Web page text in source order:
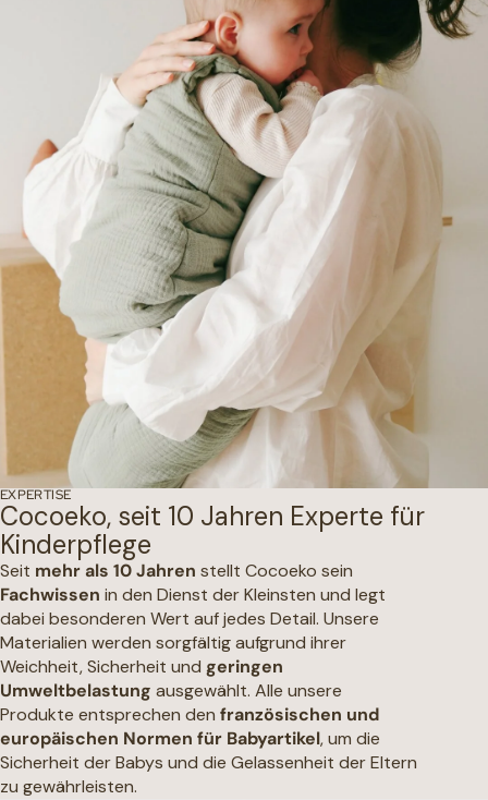
EXPERTISE
Cocoeko, seit 10 Jahren Experte für
Kinderpflege
Seit mehr als 10 Jahren stellt Cocoeko sein
Fachwissen in den Dienst der Kleinsten und legt
dabei besonderen Wert auf jedes Detail. Unsere
Materialien werden sorgfältig aufgrund ihrer
Weichheit, Sicherheit und geringen
Umweltbelastung ausgewählt. Alle unsere
Produkte entsprechen den französischen und
europäischen Normen für Babyartikel, um die
Sicherheit der Babys und die Gelassenheit der Eltern
zu gewährleisten.